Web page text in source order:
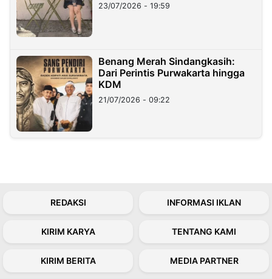
23/07/2026 - 19:59
Benang Merah Sindangkasih:
Dari Perintis Purwakarta hingga
KDM
21/07/2026 - 09:22
REDAKSI INFORMASI IKLAN
KIRIM KARYA TENTANG KAMI
KIRIM BERITA MEDIA PARTNER